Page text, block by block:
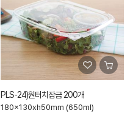
PLS-24)원터치잠금 200개
180x130xh50mm (650ml)